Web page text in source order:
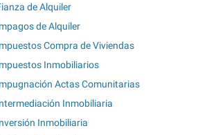
de Alquiler
de Alquiler
Compra de Viviendas
Inmobiliarios
Actas Comunitarias
Inmobiliaria
Inmobiliaria